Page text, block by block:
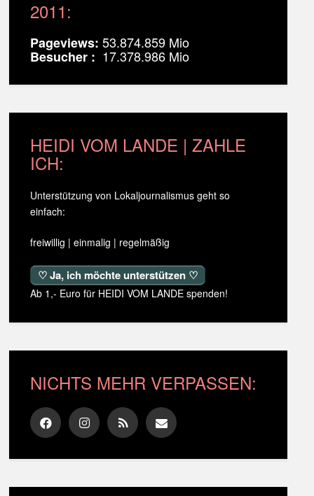
2011:
Pageviews: 53.874.859 Mio
Besucher : 17.378.986 Mio
HEIDI VOM LANDE | ZAHLE
ICH:
Unterstützung von Lokaljournalismus geht so
einfach:
freiwillig | einmalig | regelmäßig
♡ Ja, ich möchte unterstützen ♡
Ab 1,- Euro für HEIDI VOM LANDE spenden!
NICHTS MEHR VERPASSEN: